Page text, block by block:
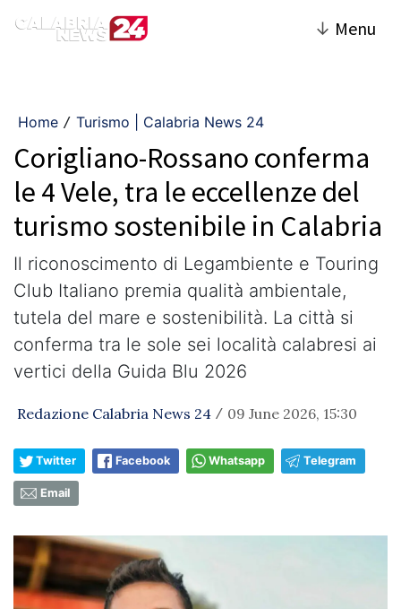
↓ Menu
Home / Turismo | Calabria News 24
Corigliano-Rossano conferma
le 4 Vele, tra le eccellenze del
turismo sostenibile in Calabria
Il riconoscimento di Legambiente e Touring
Club Italiano premia qualità ambientale,
tutela del mare e sostenibilità. La città si
conferma tra le sole sei località calabresi ai
vertici della Guida Blu 2026
Redazione Calabria News 24 / 09 June 2026, 15:30
Twitter Facebook Whatsapp Telegram
Email